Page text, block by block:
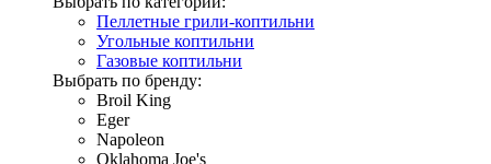
Пеллетные грили-коптильни
Угольные коптильни
Газовые коптильни
Выбрать по бренду:
Broil King
Eger
Napoleon
Oklahoma Joe's